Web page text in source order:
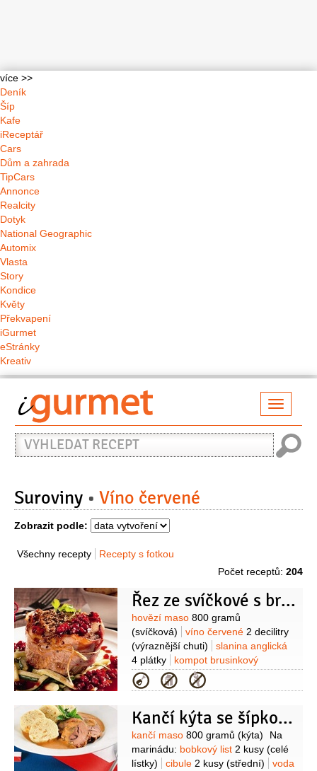
více >>
Deník
Šíp
Kafe
iReceptář
Cars
Dům a zahrada
TipCars
Annonce
Realcity
Dotyk
National Geographic
Automix
Vlasta
Story
Kondice
Květy
Překvapení
iGurmet
eStránky
Kreativ
Vyhledat
recept
Suroviny Víno červené
Zobrazit podle:
Všechny recepty
Recepty s fotkou
Počet receptů: 204
Řez ze svíčkové s brusinkami
Suroviny
hovězí maso 800 gramů
(svíčková)
víno červené 2 decilitry
(výraznější chuti)
slanina anglická
4 plátky
kompot brusinkový
4 lžičky
pepř černý
(drcený)
koriandr1 lžička
3 kapky (na omáčku)
olej olivový
2 lžíce
Kategorie
Kančí kýta se šípkovou omáčkou
Suroviny
kančí maso 800 gramů (kýta)
Na
marinádu: bobkový list 2 kusy (celé
lístky)
cibule 2 kusy (střední)
voda